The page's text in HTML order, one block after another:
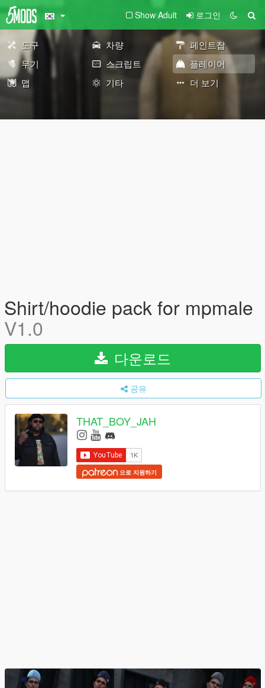
Show Adult 로그인
도구 차량
페인트잡
무기
스크립트
플레이어
맵
기타 더 보기
Shirt/hoodie pack for mpmale
V1.0
다운로드
공유
THAT_BOY_JAH
으로 지원하기